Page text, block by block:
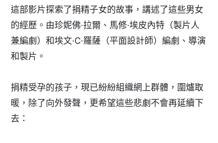
這部影片探索了捐精子女的故事，講述了這些男女
的經歷。由珍妮佛·拉爾、馬修·埃皮內特（製片人
兼編劇）和埃文·C·羅薩（平面設計師）編劇、導演
和製片。
捐精受孕的孩子，現已紛紛組織網上群體，圍爐取
暖，除了向外發聲，更希望這些悲劇不會再延續下
去：